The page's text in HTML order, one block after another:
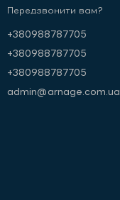
Передзвонити вам?
+380988787705
+380988787705
+380988787705
admin@arnage.com.ua